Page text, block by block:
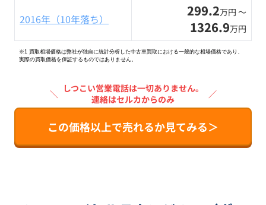
2016年（10年落ち） 299.2万円 〜
1326.9万円
※1 買取相場価格は弊社が独自に統計分析した中古車買取における一般的な相場価格であり、
実際の買取価格を保証するものではありません。
＼ しつこい営業電話は一切ありません。
連絡はセルカからのみ
／
この価格以上で売れるか見てみる＞